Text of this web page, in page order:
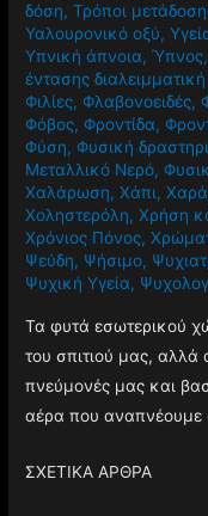
δόση,Τρόποι
Υαλουρονικό οξύ,
Υπνική άπνοια,Ύπνος
έντασης
Φιλίες,Φλαβονοειδές,
Φόβος,Φροντίδα,
Φύση,Φυσική
Μεταλλικό Νερό,
Χαλάρωση,Χάπι,Χαρά
Χοληστερόλη,Χρήση
Χρόνιος Πόνος,
Ψεύδη, Ψήσιμο,
Ψυχική Υγεία,
Τα φυτά εσωτερικού
του σπιτιού μας, αλλά
πνεύμονές μας και
αέρα που αναπνέουμε
ΣΧΕΤΙΚΑ ΑΡΘΡΑ